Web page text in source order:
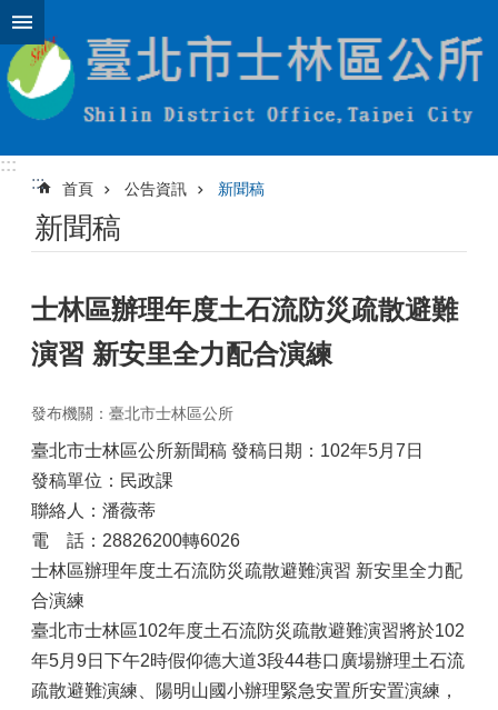
跳到主要內容區塊
:::
:::
首頁 公告資訊 新聞稿
新聞稿
士林區辦理年度土石流防災疏散避難
演習 新安里全力配合演練
發布機關：臺北市士林區公所
臺北市士林區公所新聞稿 發稿日期：102年5月7日
發稿單位：民政課
聯絡人：潘薇蒂
電 話：28826200轉6026
士林區辦理年度土石流防災疏散避難演習 新安里全力配
合演練
臺北市士林區102年度土石流防災疏散避難演習將於102
年5月9日下午2時假仰德大道3段44巷口廣場辦理土石流
疏散避難演練、陽明山國小辦理緊急安置所安置演練，